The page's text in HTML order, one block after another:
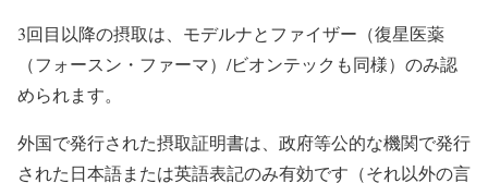
3回目以降の摂取は、モデルナとファイザー（復星医薬
（フォースン・ファーマ）/ビオンテックも同様）のみ認
められます。
外国で発行された摂取証明書は、政府等公的な機関で発行
された日本語または英語表記のみ有効です（それ以外の言